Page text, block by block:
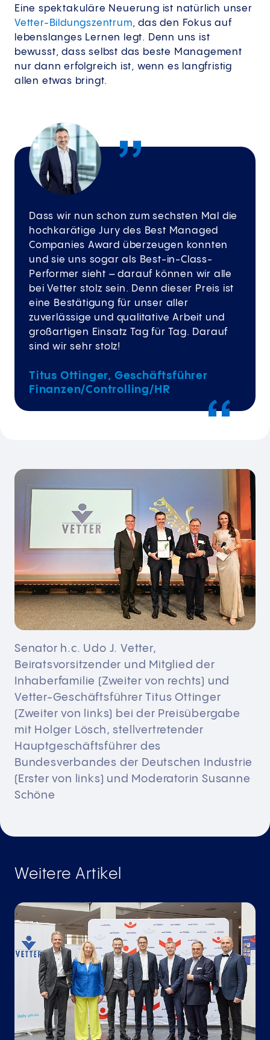
Eine spektakuläre Neuerung ist natürlich unser
Vetter-Bildungszentrum, das den Fokus auf
lebenslanges Lernen legt. Denn uns ist
bewusst, dass selbst das beste Management
nur dann erfolgreich ist, wenn es langfristig
allen etwas bringt.
Dass wir nun schon zum sechsten Mal die
hochkarätige Jury des Best Managed
Companies Award überzeugen konnten
und sie uns sogar als Best-in-Class-
Performer sieht – darauf können wir alle
bei Vetter stolz sein. Denn dieser Preis ist
eine Bestätigung für unser aller
zuverlässige und qualitative Arbeit und
großartigen Einsatz Tag für Tag. Darauf
sind wir sehr stolz!
Titus Ottinger, Geschäftsführer
Finanzen/Controlling/HR
Senator h.c. Udo J. Vetter,
Beiratsvorsitzender und Mitglied der
Inhaberfamilie (Zweiter von rechts) und
Vetter-Geschäftsführer Titus Ottinger
(Zweiter von links) bei der Preisübergabe
mit Holger Lösch, stellvertretender
Hauptgeschäftsführer des
Bundesverbandes der Deutschen Industrie
(Erster von links) und Moderatorin Susanne
Schöne
Weitere Artikel